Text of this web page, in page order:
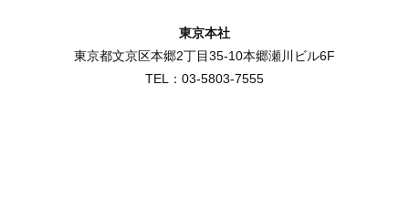
東京本社
東京都文京区本郷2丁目35-10本郷瀬川ビル6F
TEL：03-5803-7555